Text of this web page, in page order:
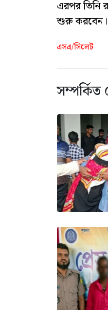
এরপর তিনি
শুরু করবেন।
এসএ/সিলেট